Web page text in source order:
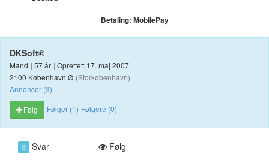
Betaling: MobilePay
DKSoft©
Mand | 57 år | Oprettet: 17. maj 2007
2100 København Ø (Storkøbenhavn)
Annoncer (3)
Følg
Følger (1) Følgere (0)
0 Svar
Følg